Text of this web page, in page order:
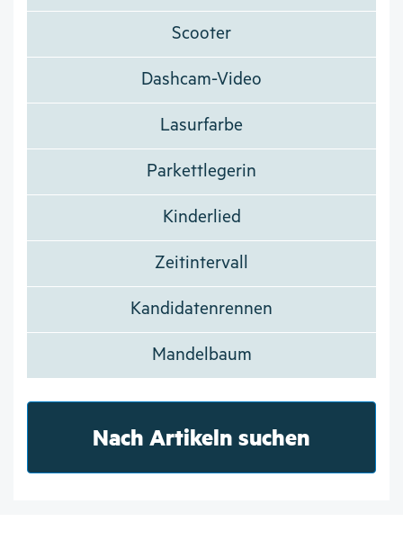
Scooter
Dashcam-Video
Lasurfarbe
Parkettlegerin
Kinderlied
Zeitintervall
Kandidatenrennen
Mandelbaum
Nach Artikeln suchen